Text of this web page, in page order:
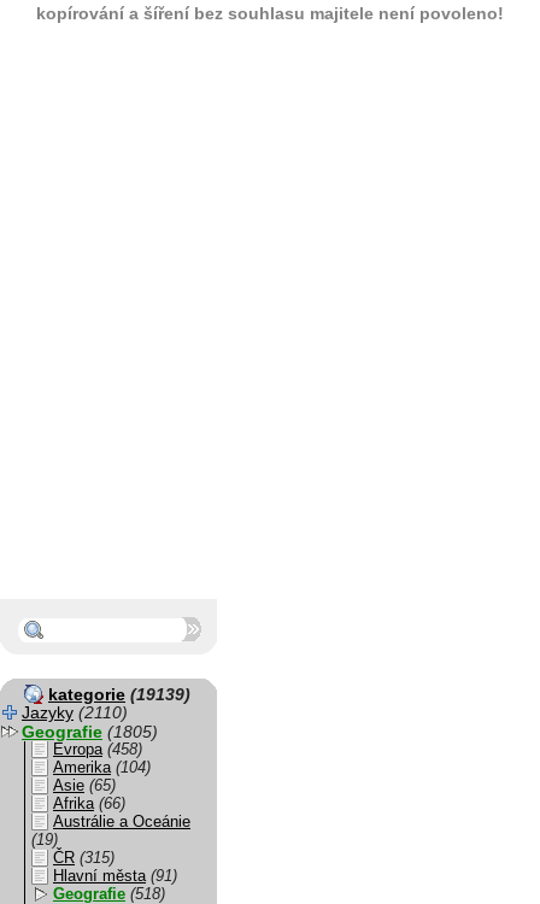
kopírování a šíření bez souhlasu majitele není povoleno!
kategorie (19139)
Jazyky (2110)
Geografie (1805)
Evropa (458)
Amerika (104)
Asie (65)
Afrika (66)
Austrálie a Oceánie
(19)
ČR (315)
Hlavní města (91)
Geografie (518)